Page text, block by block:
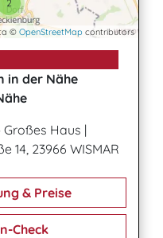
2
© OpenStreetMap contributors
in der Nähe
Haus |
14, 23966 WISMAR
& Preise
Check